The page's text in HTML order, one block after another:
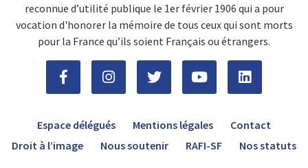
reconnue d’utilité publique le 1er février 1906 qui a pour
vocation d'honorer la mémoire de tous ceux qui sont morts
pour la France qu’ils soient Français ou étrangers.
Espace délégués Mentions légales
Contact
Droit à l’image
Nous soutenir RAFI-SF Nos statuts